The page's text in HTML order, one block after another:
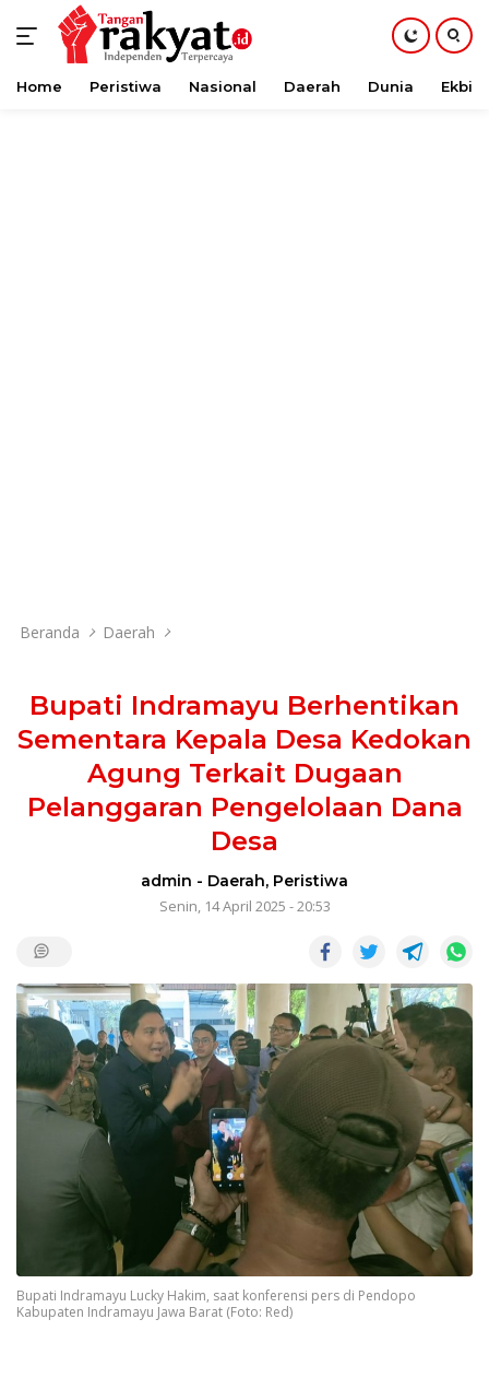
Langsung
Home Peristiwa Nasional Daerah Dunia Ekbis
Beranda Daerah
Bupati Indramayu Berhentikan
Sementara Kepala Desa Kedokan
Agung Terkait Dugaan
Pelanggaran Pengelolaan Dana
Desa
admin - Daerah, Peristiwa
Senin, 14 April 2025 - 20:53
Bupati Indramayu Lucky Hakim, saat konferensi pers di Pendopo
Kabupaten Indramayu Jawa Barat (Foto: Red)